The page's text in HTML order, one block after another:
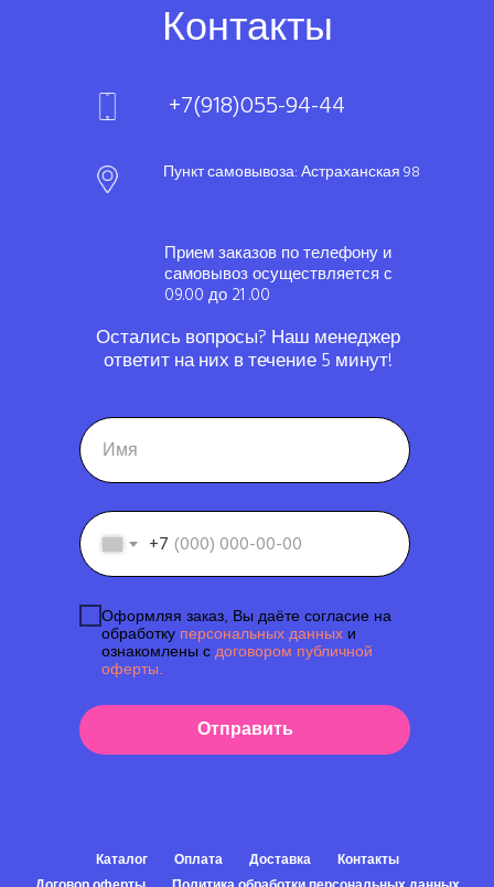
+7
Оформляя заказ, Вы даёте согласие на
обработку персональных данных и
ознакомлены с договором публичной
оферты.
Отправить
Контакты
Пункт самовывоза: Астраханская 98
+7(918)055-94-44
Прием заказов по телефону и
самовывоз осуществляется с
09.00 до 21 .00
Остались вопросы? Наш менеджер
ответит на них в течение 5 минут!
Каталог Оплата Доставка
Контакты